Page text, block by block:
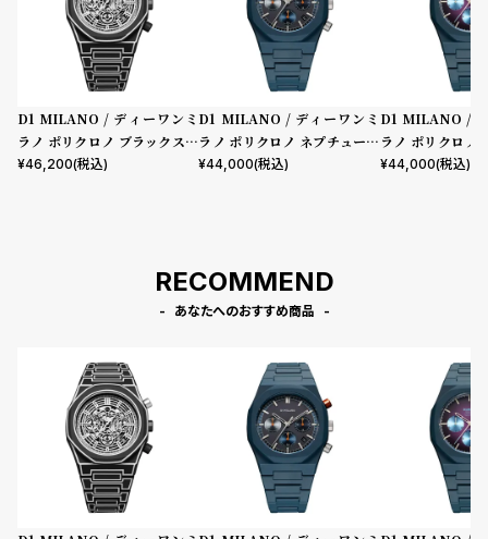
D1 MILANO / ディーワンミ
ラノ ポリクロノ ブラックスケ
ッチ
¥46,200(税込)
D1 MILANO / ディーワンミ
ラノ ポリクロノ ネプチューン
ブルー
¥44,000(税込)
D1 MILANO /
ラノ ポリクロノ
クトラム
¥44,000(税込)
RECOMMEND
あなたへのおすすめ商品